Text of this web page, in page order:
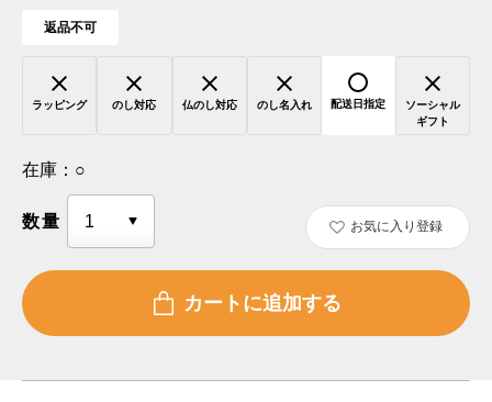
返品不可
ラッピング のし対応 仏のし対応 のし名入れ 配送日指定
ソーシャル
ギフト
在庫： ○
数量 お気に入り登録